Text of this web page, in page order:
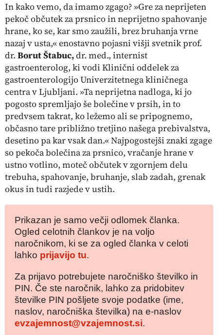
In kako vemo, da imamo zgago? »Gre za neprijeten
pekoč občutek za prsnico in neprijetno spahovanje
hrane, ko se, kar smo zaužili, brez bruhanja vrne
nazaj v usta,« enostavno pojasni višji svetnik prof.
dr. Borut Štabuc,dr. med., internist
gastroenterolog, ki vodi Klinični oddelek za
gastroenterologijo Univerzitetnega kliničnega
centra v Ljubljani. »Ta neprijetna nadloga, ki jo
pogosto spremljajo še bolečine v prsih, in to
predvsem takrat, ko ležemo ali se pripognemo,
občasno tare približno tretjino našega prebivalstva,
desetino pa kar vsak dan.« Najpogostejši znaki zgage
sopekoča bolečina za prsnico, vračanje hrane v
ustno votlino, moteč občutek vzgornjem delu
trebuha, spahovanje, bruhanje, slab zadah, grenak
okus in tudi razjede v ustih.
Prikazan je samo večji odlomek članka.
Ogled celotnih člankov je na voljo
naročnikom, ki se za ogled članka v celoti
lahko prijavijo tu.
Za prijavo potrebujete naročniško številko in
PIN. Če ste naročnik, lahko za pridobitev
številke PIN pošljete svoje podatke (ime,
naslov, naročniška številka) na e-naslov
evzajemnost@vzajemnost.si.